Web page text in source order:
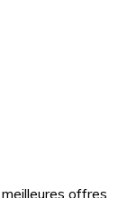
offres